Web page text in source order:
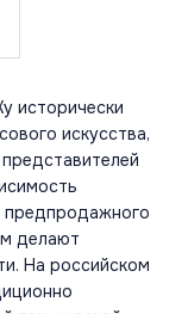
исторически
искусства,
предпродажного
делают
На российском